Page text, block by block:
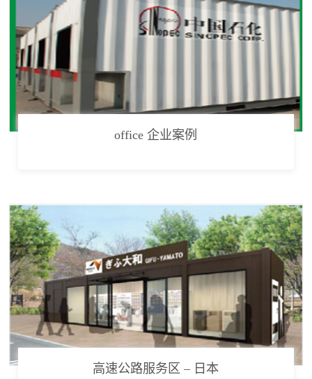
office 企业案例
高速公路服务区 – 日本